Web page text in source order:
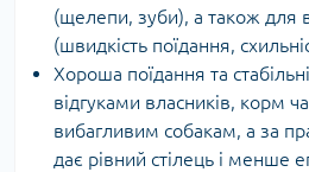
(щелепи, зуби), а також для
(швидкість поїдання,
Хороша поїдання та
відгуками власників, корм
вибагливим собакам, а за
дає рівний стілець і менше